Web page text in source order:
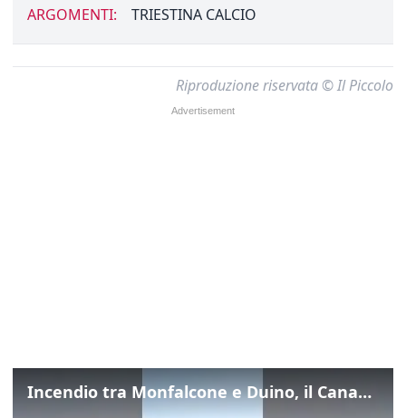
ARGOMENTI: TRIESTINA CALCIO
Riproduzione riservata © Il Piccolo
Incendio tra Monfalcone e Duino, il Canadair in azione per fermare le fiamme sul fronte dell’A4